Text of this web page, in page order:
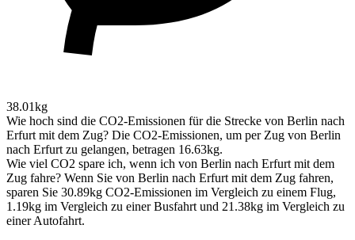
38.01kg
Wie hoch sind die CO2-Emissionen für die Strecke von Berlin nach
Erfurt mit dem Zug? Die CO2-Emissionen, um per Zug von Berlin
nach Erfurt zu gelangen, betragen 16.63kg.
Wie viel CO2 spare ich, wenn ich von Berlin nach Erfurt mit dem
Zug fahre? Wenn Sie von Berlin nach Erfurt mit dem Zug fahren,
sparen Sie 30.89kg CO2-Emissionen im Vergleich zu einem Flug,
1.19kg im Vergleich zu einer Busfahrt und 21.38kg im Vergleich zu
einer Autofahrt.